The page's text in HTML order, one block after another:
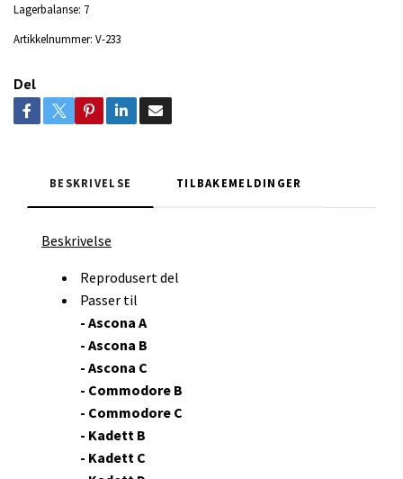
Lagerbalanse: 7
Artikkelnummer: V-233
Del
BESKRIVELSE TILBAKEMELDINGER
Beskrivelse
Reprodusert del
Passer til
- Ascona A
- Ascona B
- Ascona C
- Commodore B
- Commodore C
- Kadett B
- Kadett C